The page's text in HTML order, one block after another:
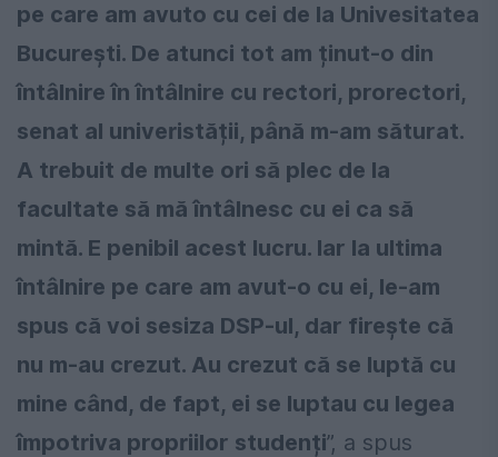
pe care am avuto cu cei de la Univesitatea
București. De atunci tot am ținut-o din
întâlnire în întâlnire cu rectori, prorectori,
senat al univeristății, până m-am săturat.
A trebuit de multe ori să plec de la
facultate să mă întâlnesc cu ei ca să
mintă. E penibil acest lucru. Iar la ultima
întâlnire pe care am avut-o cu ei, le-am
spus că voi sesiza DSP-ul, dar firește că
nu m-au crezut. Au crezut că se luptă cu
mine când, de fapt, ei se luptau cu legea
împotriva propriilor studenți”, a spus